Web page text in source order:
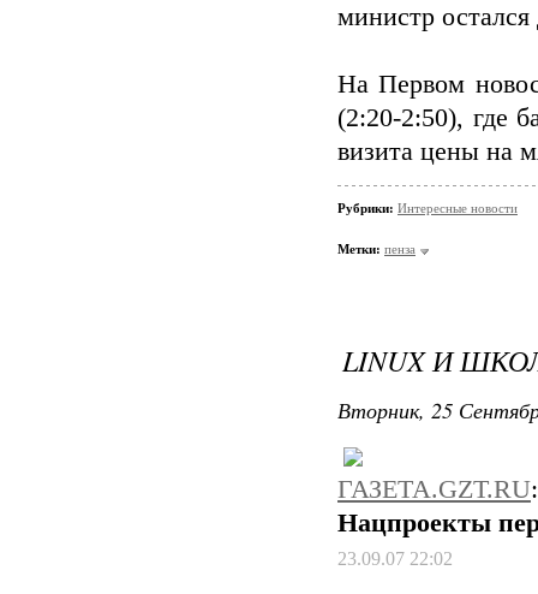
министр
На Первом
(2:20-2:50), где
визита цены на
Рубрики: Интересные новости
Метки: пенза
LINUX И
Вторник, 25
ГАЗЕТА.GZT.RU
Нацпроекты
23.09.07 22:02